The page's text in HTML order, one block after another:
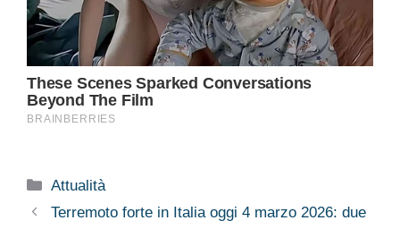
Categorie
Attualità
Terremoto forte in Italia oggi 4 marzo 2026: due